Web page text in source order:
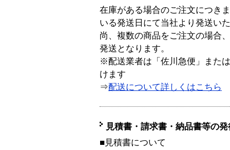
在庫がある場合のご注文につき
いる発送日にて当社より発送い
尚、複数の商品をご注文の場合
発送となります。
※配送業者は「佐川急便」また
けます
⇒配送について詳しくはこちら
見積書・請求書・納品書等の
■見積書について